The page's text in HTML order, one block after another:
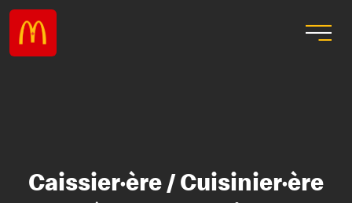
Caissier·ère / Cuisinier·ère